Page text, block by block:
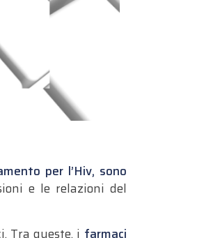
per l’Hiv, sono
e le relazioni del
Tra queste, i farmaci